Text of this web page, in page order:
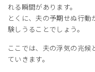
れる瞬間があります。
とくに、夫の予期せぬ行
験しうることでしょう。
ここでは、夫の浮気の兆候
ていきます。